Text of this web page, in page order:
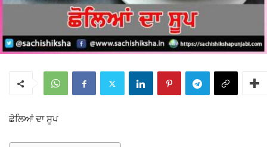
ਛੋਲਿਆਂ ਦਾ ਸੂਪ